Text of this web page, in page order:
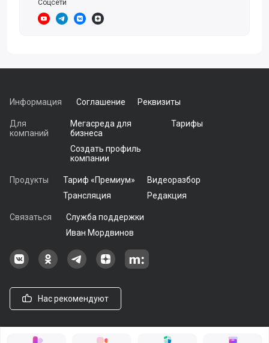
Соцсети
https://www.youtube.com/user/iikoAds/featured
https://t.me/iiko_russia
https://vk.com/iiko_russia
https://zen.yandex.com/id/
Информация Соглашение Реквизиты
Для
компаний
Мегасреда для
бизнеса
Тарифы
Создать профиль
компании
Продукты Тариф «Премиум»
Видеоразбор
Трансляция
Редакция
Связаться
Служба поддержки
Иван Мордвинов
Наша группа в ВКонтакте
Наша группа на Одноклассники[
Наша группа в Telegram
наш профиль на Дзен
Наш аккаунт на Мегасреде
Нас рекомендуют